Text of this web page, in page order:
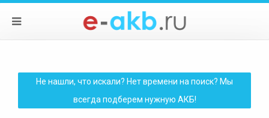
Не нашли, что искали? Нет времени на поиск? Мы
всегда подберем нужную АКБ!